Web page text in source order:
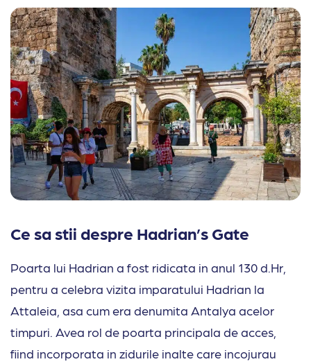
Ce sa stii despre Hadrian’s Gate
Poarta lui Hadrian a fost ridicata in anul 130 d.Hr,
pentru a celebra vizita imparatului Hadrian la
Attaleia, asa cum era denumita Antalya acelor
timpuri. Avea rol de poarta principala de acces,
fiind incorporata in zidurile inalte care incojurau